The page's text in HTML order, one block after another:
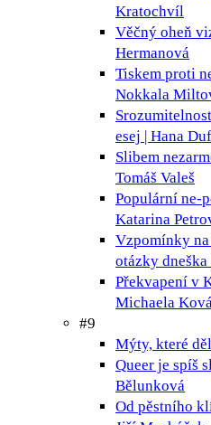
Kratochvíl
Věčný oheň
Hermanová
Tiskem proti
Nokkala
esej | Hana
Slibem
Tomáš Valeš
Populární ne-
Katarina
Vzpomínky
otázky dneška
Překvapení v
Michaela
#9
Mýty, které
Queer je spíš
Bělunková
Od pěstního